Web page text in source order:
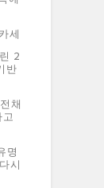
세
2
반
채
명
시